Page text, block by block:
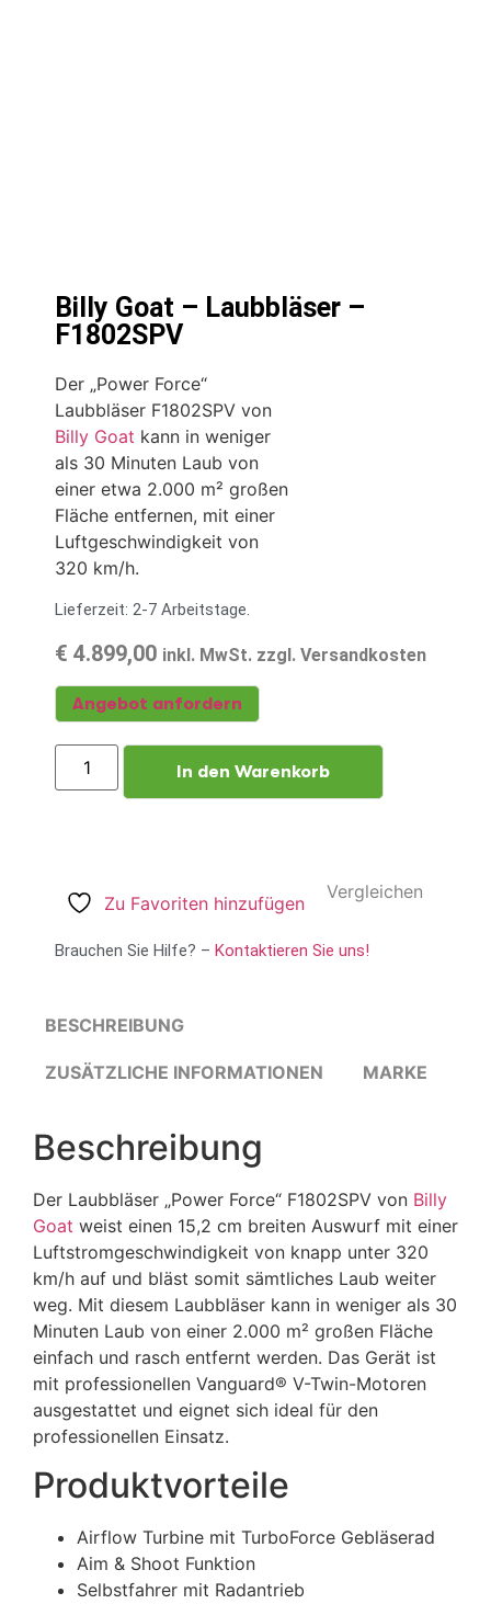
Billy Goat – Laubbläser –
F1802SPV
Der „Power Force“
Laubbläser F1802SPV von
Billy Goat kann in weniger
als 30 Minuten Laub von
einer etwa 2.000 m² großen
Fläche entfernen, mit einer
Luftgeschwindigkeit von
320 km/h.
Lieferzeit: 2-7 Arbeitstage.
€ 4.899,00 inkl. MwSt. zzgl. Versandkosten
Angebot anfordern
In den Warenkorb
Zu Favoriten hinzufügen
Vergleichen
Brauchen Sie Hilfe? – Kontaktieren Sie uns!
BESCHREIBUNG
ZUSÄTZLICHE INFORMATIONEN MARKE
Beschreibung
Der Laubbläser „Power Force“ F1802SPV von Billy
Goat weist einen 15,2 cm breiten Auswurf mit einer
Luftstromgeschwindigkeit von knapp unter 320
km/h auf und bläst somit sämtliches Laub weiter
weg. Mit diesem Laubbläser kann in weniger als 30
Minuten Laub von einer 2.000 m² großen Fläche
einfach und rasch entfernt werden. Das Gerät ist
mit professionellen Vanguard® V-Twin-Motoren
ausgestattet und eignet sich ideal für den
professionellen Einsatz.
Produktvorteile
Airflow Turbine mit TurboForce Gebläserad
Aim & Shoot Funktion
Selbstfahrer mit Radantrieb